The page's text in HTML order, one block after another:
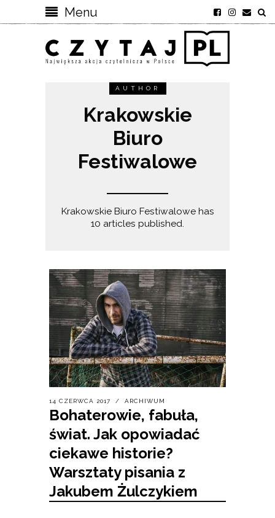
Menu
AUTHOR
Krakowskie
Biuro
Festiwalowe
Krakowskie Biuro Festiwalowe has
10 articles published.
14 CZERWCA 2017 ARCHIWUM
Bohaterowie, fabuła,
świat. Jak opowiadać
ciekawe historie?
Warsztaty pisania z
Jakubem Żulczykiem